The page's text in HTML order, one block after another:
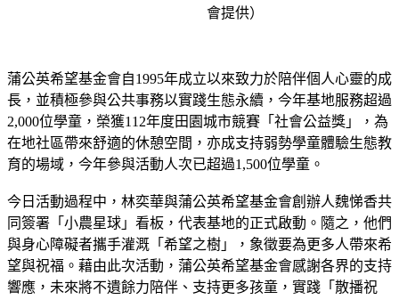
會提供）
蒲公英希望基金會自1995年成立以來致力於陪伴個人心靈的成
長，並積極參與公共事務以實踐生態永續，今年基地服務超過
2,000位學童，榮獲112年度田園城市競賽「社會公益獎」，為
在地社區帶來舒適的休憩空間，亦成支持弱勢學童體驗生態教
育的場域，今年參與活動人次已超過1,500位學童。
今日活動過程中，林奕華與蒲公英希望基金會創辦人魏悌香共
同簽署「小農星球」看板，代表基地的正式啟動。隨之，他們
與身心障礙者攜手灌溉「希望之樹」，象徵要為更多人帶來希
望與祝福。藉由此次活動，蒲公英希望基金會感謝各界的支持
響應，未來將不遺餘力陪伴、支持更多孩童，實踐「散播祝